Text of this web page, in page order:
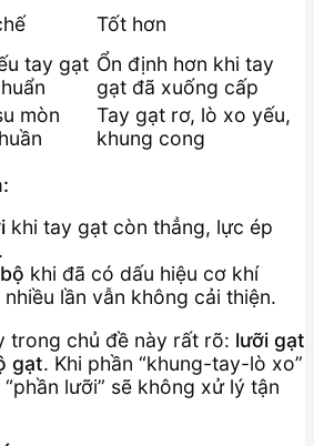
Tốt hơn
tay gạt Ổn định hơn khi tay
gạt đã xuống cấp
mòn
Tay gạt rơ, lò xo yếu,
khung cong
khi tay gạt còn thẳng, lực ép
khi đã có dấu hiệu cơ khí
lần vẫn không cải thiện.
trong chủ đề này rất rõ: lưỡi gạt
gạt. Khi phần “khung-tay-lò xo”
lưỡi” sẽ không xử lý tận